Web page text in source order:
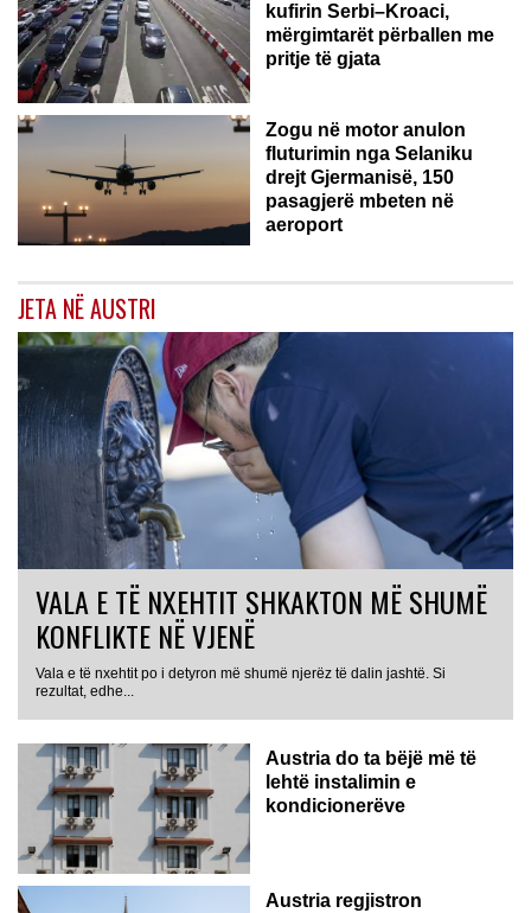
kufirin Serbi–Kroaci,
mërgimtarët përballen me
pritje të gjata
Zogu në motor anulon
fluturimin nga Selaniku
drejt Gjermanisë, 150
pasagjerë mbeten në
aeroport
JETA NË AUSTRI
VALA E TË NXEHTIT SHKAKTON MË SHUMË
KONFLIKTE NË VJENË
Vala e të nxehtit po i detyron më shumë njerëz të dalin jashtë. Si
rezultat, edhe...
Austria do ta bëjë më të
lehtë instalimin e
kondicionerëve
Austria regjistron